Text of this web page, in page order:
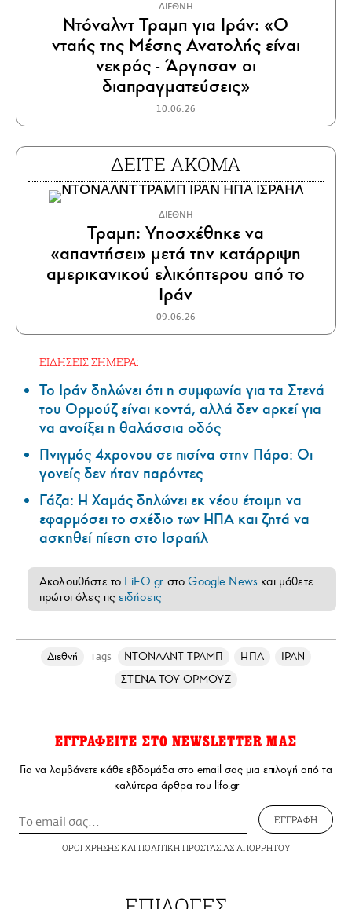
ΔΙΕΘΝΗ
Ντόναλντ Τραμπ για Ιράν: «Ο
νταής της Μέσης Ανατολής είναι
νεκρός - Άργησαν οι
διαπραγματεύσεις»
10.06.26
ΔΕΙΤΕ ΑΚΟΜΑ
ΔΙΕΘΝΗ
Τραμπ: Υποσχέθηκε να
«απαντήσει» μετά την κατάρριψη
αμερικανικού ελικόπτερου από το
Ιράν
09.06.26
ΕΙΔΗΣΕΙΣ ΣΗΜΕΡΑ:
Το Ιράν δηλώνει ότι η συμφωνία για τα Στενά
του Ορμούζ είναι κοντά, αλλά δεν αρκεί για
να ανοίξει η θαλάσσια οδός
Πνιγμός 4χρονου σε πισίνα στην Πάρο: Οι
γονείς δεν ήταν παρόντες
Γάζα: Η Χαμάς δηλώνει εκ νέου έτοιμη να
εφαρμόσει το σχέδιο των ΗΠΑ και ζητά να
ασκηθεί πίεση στο Ισραήλ
Ακολουθήστε το LiFO.gr στοGoogle News και μάθετε
πρώτοι όλες τις ειδήσεις
Διεθνή Tags ΝΤΟΝΑΛΝΤ ΤΡΑΜΠ ΗΠΑ
ΙΡΑΝ
ΣΤΕΝΑ ΤΟΥ ΟΡΜΟΥΖ
ΕΓΓΡΑΦΕΙΤΕ ΣΤΟ NEWSLETTER ΜΑΣ
Για να λαμβάνετε κάθε εβδομάδα στο email σας μια επιλογή από τα
καλύτερα άρθρα του lifo.gr
ΕΓΓΡΑΦΗ
ΟΡΟΙ ΧΡΗΣΗΣΚΑΙ ΠΟΛΙΤΙΚΗ ΠΡΟΣΤΑΣΙΑΣ ΑΠΟΡΡΗΤΟΥ